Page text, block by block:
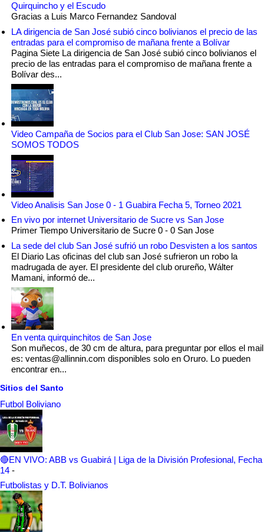
Quirquincho y el Escudo
Gracias a Luis Marco Fernandez Sandoval
LA dirigencia de San José subió cinco bolivianos el precio de las
entradas para el compromiso de mañana frente a Bolívar
Pagina Siete La dirigencia de San José subió cinco bolivianos el
precio de las entradas para el compromiso de mañana frente a
Bolívar des...
Video Campaña de Socios para el Club San Jose: SAN JOSÉ
SOMOS TODOS
Video Analisis San Jose 0 - 1 Guabira Fecha 5, Torneo 2021
En vivo por internet Universitario de Sucre vs San Jose
Primer Tiempo Universitario de Sucre 0 - 0 San Jose
La sede del club San José sufrió un robo Desvisten a los santos
El Diario Las oficinas del club san José sufrieron un robo la
madrugada de ayer. El presidente del club orureño, Wálter
Mamani, informó de...
En venta quirquinchitos de San Jose
Son muñecos, de 30 cm de altura, para preguntar por ellos el mail
es: ventas@allinnin.com disponibles solo en Oruro. Lo pueden
encontrar en...
Sitios del Santo
Futbol Boliviano
🔴EN VIVO: ABB vs Guabirá | Liga de la División Profesional, Fecha
14 -
Futbolistas y D.T. Bolivianos